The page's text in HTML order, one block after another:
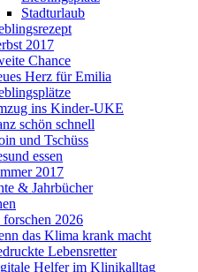
Stadturlaub
2017
Chance
Herz für Emilia
ins Kinder-UKE
schön schnell
und Tschüss
essen
2017
& Jahrbücher
2026
das Klima krank macht
Lebensretter
Helfer im Klinikalltag